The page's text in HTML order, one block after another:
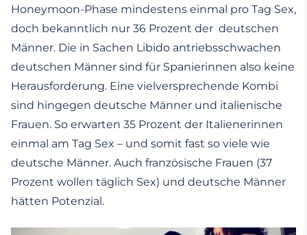
Honeymoon-Phase mindestens einmal pro Tag Sex,
doch bekanntlich nur 36 Prozent der deutschen
Männer. Die in Sachen Libido antriebsschwachen
deutschen Männer sind für Spanierinnen also keine
Herausforderung. Eine vielversprechende Kombi
sind hingegen deutsche Männer und italienische
Frauen. So erwarten 35 Prozent der Italienerinnen
einmal am Tag Sex – und somit fast so viele wie
deutsche Männer. Auch französische Frauen (37
Prozent wollen täglich Sex) und deutsche Männer
hätten Potenzial.